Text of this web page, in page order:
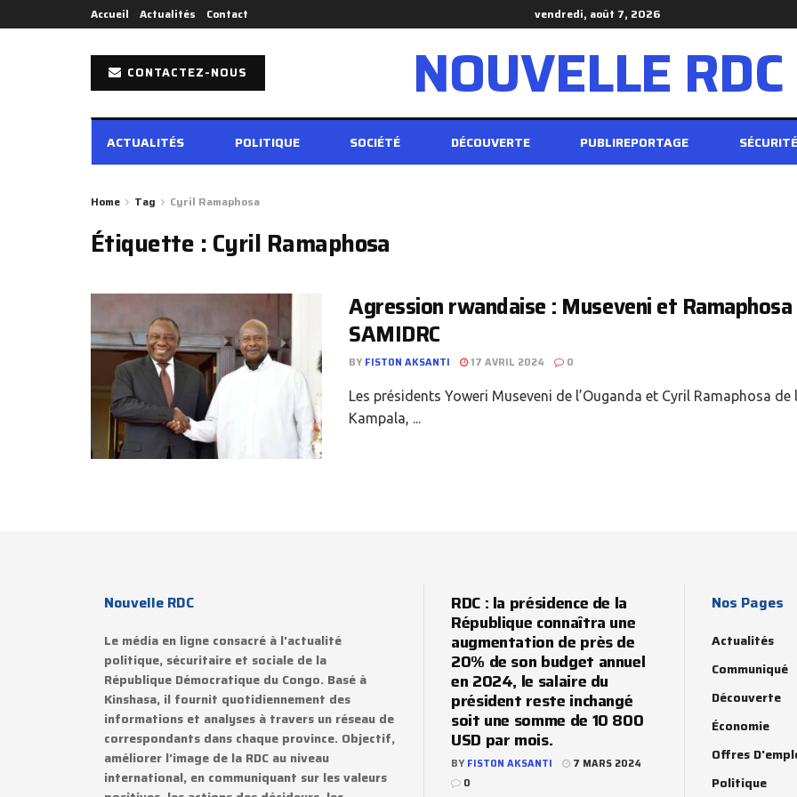
Accueil Actualités Contact vendredi, août 7, 2026
CONTACTEZ-NOUS NOUVELLE RDC
ACTUALITÉS POLITIQUE SOCIÉTÉ DÉCOUVERTE PUBLIREPORTAGE SÉCURITÉ
Home Tag Cyril Ramaphosa
Étiquette :Cyril Ramaphosa
Agression rwandaise : Museveni et
SAMIDRC
BY FISTON AKSANTI 17 AVRIL 2024 0
Les présidents Yoweri Museveni de l’Ouganda et Cyril Ramaphosa
Kampala, ...
Nouvelle RDC
Le média en ligne consacré à l'actualité
politique, sécuritaire et sociale de la
République Démocratique du Congo. Basé à
Kinshasa, il fournit quotidiennement des
informations et analyses à travers un réseau de
correspondants dans chaque province. Objectif,
améliorer l'image de la RDC au niveau
international, en communiquant sur les valeurs
RDC : la présidence de la
République connaîtra une
augmentation de près de
20% de son budget annuel
en 2024, le salaire du
président reste inchangé
soit une somme de 10 800
USD par mois.
BY FISTON AKSANTI
7 MARS 2024
0
Nos Pages
Actualités
Communiqué
Découverte
Économie
Offres
Politique